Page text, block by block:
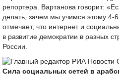
репортера. Вартанова говорит:
делать, зачем мы учимся этому 4-
отмечает, что интернет и
в развитие демократии в разных
России.
Сила социальных сетей в